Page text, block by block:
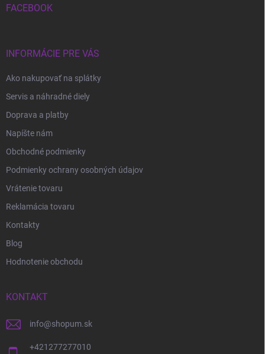
FACEBOOK
INFORMÁCIE PRE VÁS
Ako nakupovať na splátky
Servis a náhradné diely
Doprava a platby
Napíšte nám
Obchodné podmienky
Podmienky ochrany osobných údajov
Vrátenie tovaru
Reklamácia tovaru
Kontakty
Blog
Hodnotenie obchodu
KONTAKT
info@shopum.sk
+421277277010